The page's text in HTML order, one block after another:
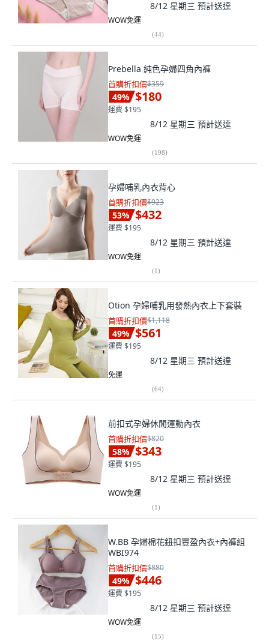
8/12 星期三 預計送達
WOW免運
(44)
Prebella 純色孕婦四角內褲
首購折扣價$359
49% $180
運費 $195
8/12 星期三 預計送達
WOW免運
(198)
孕婦哺乳內衣背心
首購折扣價$923
53% $432
運費 $195
8/12 星期三 預計送達
WOW免運
(1)
Otion 孕婦哺乳用發熱內衣上下套裝
首購折扣價$1,118
49% $561
運費 $195
8/12 星期三 預計送達
免運
(64)
前扣式孕婦休閒運動內衣
首購折扣價$820
58% $343
運費 $195
8/12 星期三 預計送達
WOW免運
(1)
W.BB 孕婦棉花鈕扣豐盈內衣+內褲組
WBI974
首購折扣價$880
49% $446
運費 $195
8/12 星期三 預計送達
WOW免運
(15)